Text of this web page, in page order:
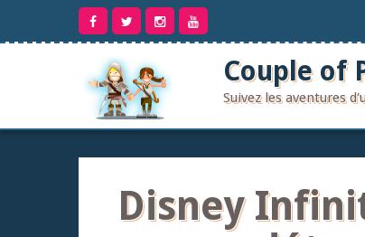
contenu
Couple of
Suivez les aventures
Disney